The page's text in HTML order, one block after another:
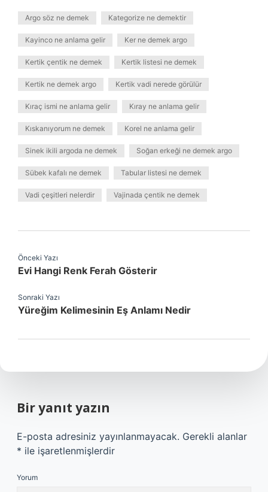
Argo söz ne demek Kategorize ne demektir
Kayinco ne anlama gelir Ker ne demek argo
Kertik çentik ne demek Kertik listesi ne demek
Kertik ne demek argo Kertik vadi nerede görülür
Kıraç ismi ne anlama gelir Kıray ne anlama gelir
Kıskanıyorum ne demek Korel ne anlama gelir
Sinek ikili argoda ne demek Soğan erkeği ne demek argo
Sübek kafalı ne demek Tabular listesi ne demek
Vadi çeşitleri nelerdir Vajinada çentik ne demek
Önceki Yazı
Evi Hangi Renk Ferah Gösterir
Sonraki Yazı
Yüreğim Kelimesinin Eş Anlamı Nedir
Bir yanıt yazın
E-posta adresiniz yayınlanmayacak. Gerekli alanlar
* ile işaretlenmişlerdir
Yorum